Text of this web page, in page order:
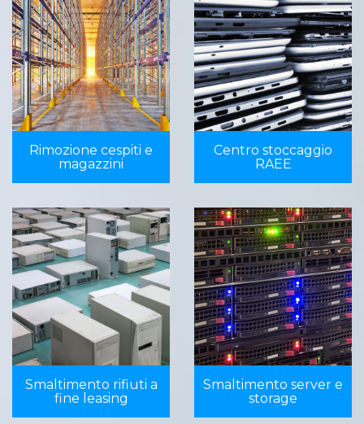
Rimozione cespiti e
magazzini
Centro stoccaggio
RAEE
Smaltimento rifiuti a
fine leasing
Smaltimento server e
storage